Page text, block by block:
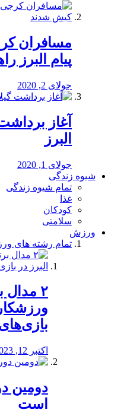
مسافران
پیام البرز
جولای 2, 2020
آغاز
البرز
جولای 1, 2020
شیوه زندگی
تمام شیوه زندگی
غذا
کودکان
سلامتی
ورزش
تمام رشته های
اکتبر 12, 2023
دومین
است